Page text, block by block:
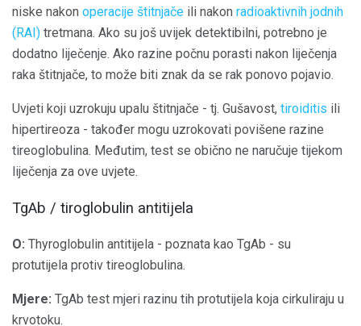
niske nakon operacije štitnjače ili nakon radioaktivnih jodnih
(RAI) tretmana. Ako su još uvijek detektibilni, potrebno je
dodatno liječenje. Ako razine počnu porasti nakon liječenja
raka štitnjače, to može biti znak da se rak ponovo pojavio.
Uvjeti koji uzrokuju upalu štitnjače - tj. Gušavost, tiroiditis ili
hipertireoza - također mogu uzrokovati povišene razine
tireoglobulina. Međutim, test se obično ne naručuje tijekom
liječenja za ove uvjete.
TgAb / tiroglobulin antitijela
O: Thyroglobulin antitijela - poznata kao TgAb - su
protutijela protiv tireoglobulina.
Mjere: TgAb test mjeri razinu tih protutijela koja cirkuliraju u
krvotoku.